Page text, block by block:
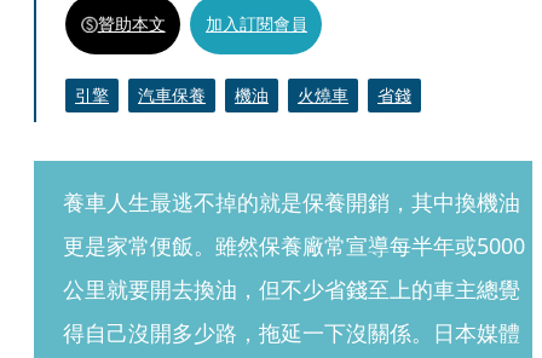
贊助本文 加入訂閱會員
引擎 汽車保養 機油 火燒車 省錢
養車人生最逃不掉的就是保養開銷，其中換機油
更是家常便飯。雖然保養廠常宣導每半年或5000
公里就要開去換油，但不少省錢至上的車主總覺
得自己沒開多少路，拖延一下沒關係。日本媒體